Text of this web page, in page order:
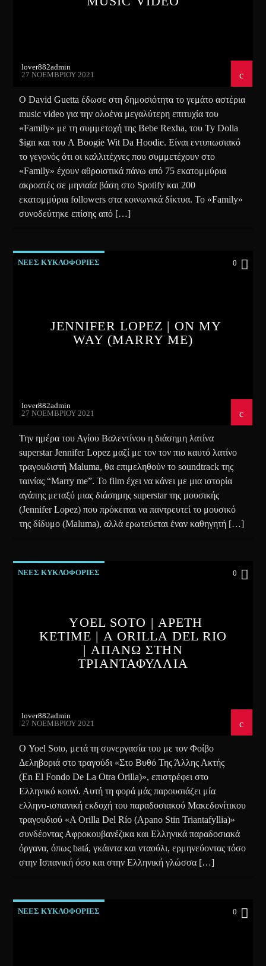
lover882admin
27 ΝΟΕΜΒΡΊΟΥ 2021
Ο David Guetta έδωσε στη δημοσιότητα το γεμάτο αστέρια
music video για την ολοένα μεγαλύτερη επιτυχία του
«Family» με τη συμμετοχή της Bebe Rexha, του Ty Dolla
$ign και του A Boogie Wit Da Hoodie. Είναι εντυπωσιακό
το γεγονός ότι οι καλλιτέχνες που συμμετέχουν στο
«Family» έχουν αθροιστικά πάνω από 75 εκατομμύρια
ακροατές σε μηνιαία βάση στο Spotify και 200
εκατομμύρια followers στα κοινωνικά δίκτυα. Το «Family»
συνοδεύτηκε επίσης από […]
ΝΕΕΣ ΚΥΚΛΟΦΟΡΙΕΣ 0
JENNIFER LOPEZ | ON MY
WAY (MARRY ME)
lover882admin
27 ΝΟΕΜΒΡΊΟΥ 2021
Την ημέρα του Αγίου Βαλεντίνου η διάσημη λατίνα
superstar Jennifer Lopez μαζί με τον τον πιο καυτό λατίνο
τραγουδιστή Maluma, θα επιμεληθούν το soundtrack της
ταινίας “Marry me”. Το film έχει να κάνει με μια ιστορία
αγάπης μεταξύ μιας διάσημης superstar της μουσικής
(Jennifer Lopez) που πρόκειται να παντρευτεί το μουσικό
της δίδυμο (Maluma), αλλά ερωτεύεται έναν καθηγητή […]
ΝΕΕΣ ΚΥΚΛΟΦΟΡΙΕΣ 0
YOEL SOTO | ΑΡΕΤΗ
ΚΕΤΙΜΕ | A ORILLA DEL RIO
| ΑΠΑΝΩ ΣΤΗΝ
ΤΡΙΑΝΤΑΦΥΛΛΙΑ
lover882admin
27 ΝΟΕΜΒΡΊΟΥ 2021
Ο Yoel Soto, μετά τη συνεργασία του με τον Φοίβο
Δεληβοριά στο τραγούδι «Στο Βυθό Της Άλλης Ακτής
(En El Fondo De La Otra Orilla)», επιστρέφει στο
Ελληνικό κοινό. Αυτή τη φορά μάς παρουσιάζει μία
ελληνο-ισπανική εκδοχή του παραδοσιακού Μακεδονίτικου
τραγουδιού «A Orilla Del Río (Apano Stin Triantafyllia)»
συνδέοντας Αφροκουβανέζικα και Ελληνικά παραδοσιακά
όργανα, όπως batá, γκάιντα και νταούλι, ερμηνεύοντας τόσο
στην Ισπανική όσο και στην Ελληνική γλώσσα […]
ΝΕΕΣ ΚΥΚΛΟΦΟΡΙΕΣ 0